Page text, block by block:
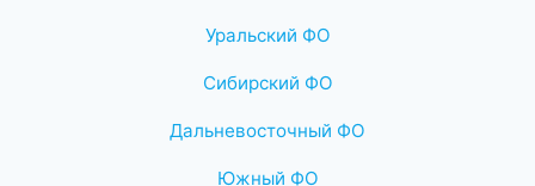
Уральский ФО
Сибирский ФО
Дальневосточный ФО
Южный ФО